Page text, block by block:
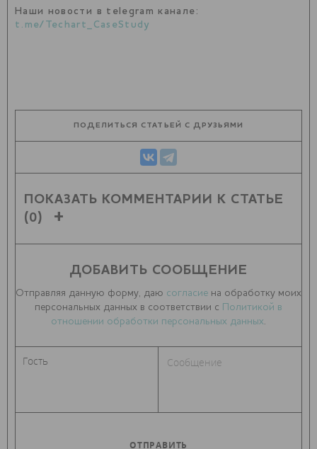
Наши новости в telegram канале:
t.me/Techart_CaseStudy
ПОДЕЛИТЬСЯ СТАТЬЕЙ С ДРУЗЬЯМИ
ПОКАЗАТЬ КОММЕНТАРИИ К СТАТЬЕ
(0)
ДОБАВИТЬ СООБЩЕНИЕ
Отправляя данную форму, даю согласие на обработку моих
персональных данных в соответствии с
Политикой в
отношении обработки персональных данных.